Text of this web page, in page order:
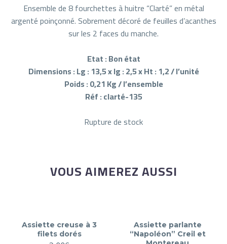
Ensemble de 8 fourchettes à huitre “Clarté” en métal
argenté poinçonné. Sobrement décoré de feuilles d’acanthes
sur les 2 faces du manche.
Etat : Bon état
Dimensions : Lg : 13,5 x lg : 2,5 x Ht : 1,2 / l’unité
Poids : 0,21 Kg / l’ensemble
Réf : clarté-135
Rupture de stock
VOUS AIMEREZ AUSSI
Assiette creuse à 3
filets dorés
Assiette parlante
“Napoléon” Creil et